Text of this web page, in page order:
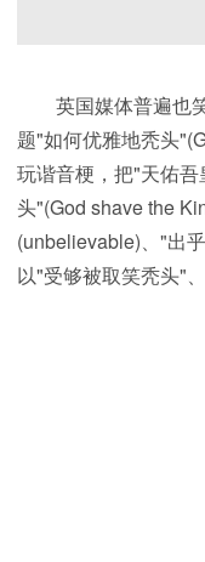
英国媒体普遍也笑
题"如何优雅地秃头
玩谐音梗，把"天佑
头"(God shave the
(unbelievable)、"出
以"受够被取笑秃头"、